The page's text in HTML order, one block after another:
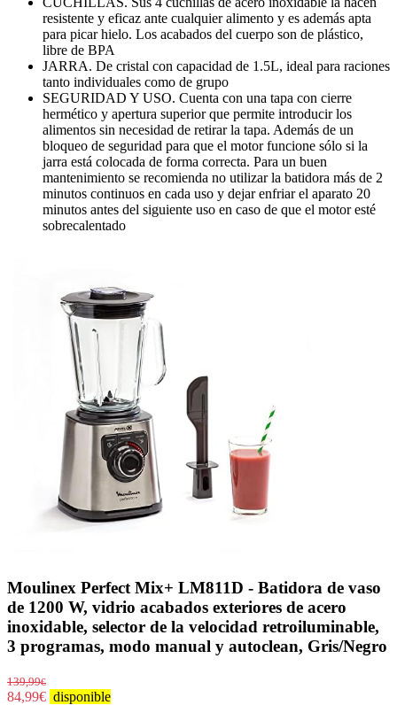
resistente y eficaz ante cualquier alimento y es además apta
para picar hielo. Los acabados del cuerpo son de plástico,
libre de BPA
JARRA. De cristal con capacidad de 1.5L, ideal para raciones
tanto individuales como de grupo
SEGURIDAD Y USO. Cuenta con una tapa con cierre
hermético y apertura superior que permite introducir los
alimentos sin necesidad de retirar la tapa. Además de un
bloqueo de seguridad para que el motor funcione sólo si la
jarra está colocada de forma correcta. Para un buen
mantenimiento se recomienda no utilizar la batidora más de 2
minutos continuos en cada uso y dejar enfriar el aparato 20
minutos antes del siguiente uso en caso de que el motor esté
sobrecalentado
Moulinex Perfect Mix+ LM811D - Batidora de vaso
de 1200 W, vidrio acabados exteriores de acero
inoxidable, selector de la velocidad retroiluminable,
3 programas, modo manual y autoclean, Gris/Negro
139,99€
84,99€ disponible